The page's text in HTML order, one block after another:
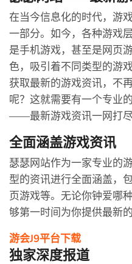
在当今信息化的时代，游
一部分。如今，各种游戏
是手机游戏，甚至是网页
色，吸引着不同类型的游
获取最新的游戏资讯，不
呢？这就需要有一个专业
——最新游戏资讯一网打尽
全面涵盖游戏资讯
瑟瑟网站作为一家专业的
型的资讯进行全面涵盖，
页游戏等。无论你钟爱哪
够第一时间为你提供最新的
游会J9平台下载
独家深度报道